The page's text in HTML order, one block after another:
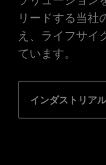
リードする当社
え、ライフサイ
ています。
インダストリア